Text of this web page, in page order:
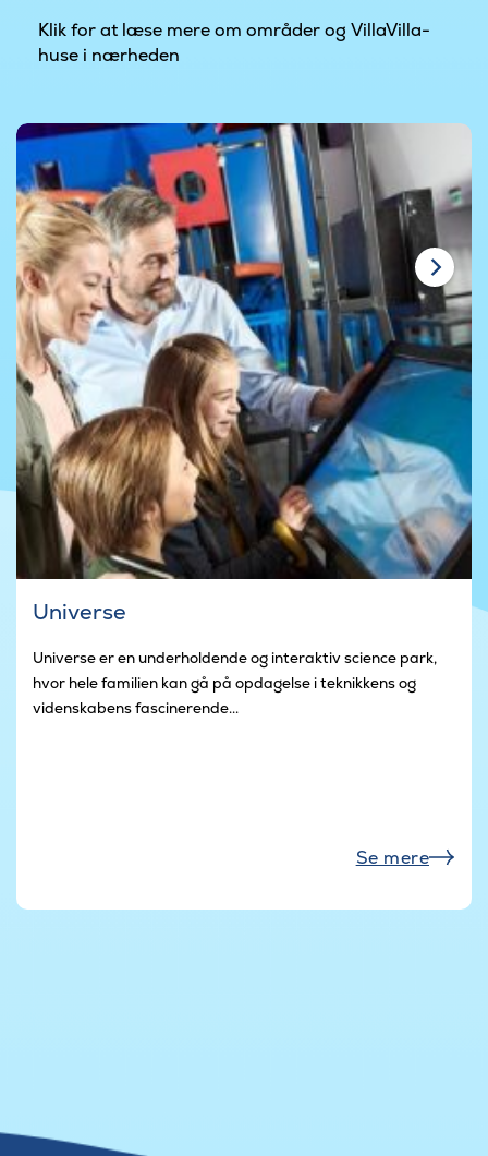
Klik for at læse mere om områder og VillaVilla-
huse i nærheden
Universe
Universe er en underholdende og interaktiv science park,
hvor hele familien kan gå på opdagelse i teknikkens og
videnskabens fascinerende...
Se mere